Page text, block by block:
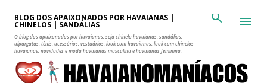
Pular para o conteúdo principal
BLOG DOS APAIXONADOS POR HAVAIANAS |
CHINELOS | SANDÁLIAS
O blog dos apaixonados por havaianas, seja chinelo havaianas, sandálias,
alpargatas, tênis, acessórios, vestuários, look com havaianas, look com chinelos
havaianas, novidades e moda havaianas masculina e havaianas feminina.